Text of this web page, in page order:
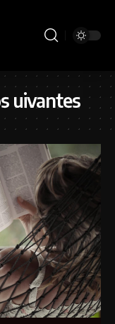
uivantes